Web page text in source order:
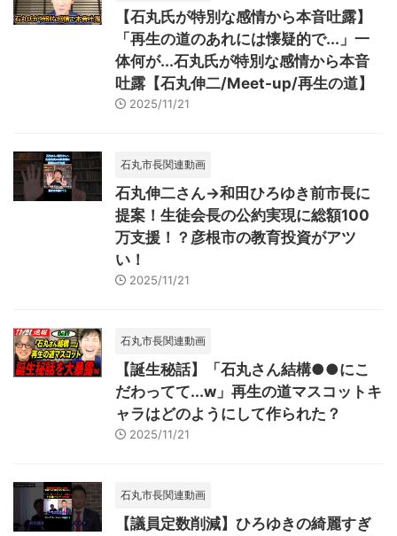
【石丸氏が特別な感情から本音吐露】
「再生の道のあれには懐疑的で...」一
体何が...石丸氏が特別な感情から本音
吐露【石丸伸二/Meet-up/再生の道】
2025/11/21
石丸市長関連動画
石丸伸二さん→和田ひろゆき前市長に
提案！生徒会長の公約実現に総額100
万支援！？彦根市の教育投資がアツ
い！
2025/11/21
石丸市長関連動画
【誕生秘話】「石丸さん結構●●にこ
だわってて...w」再生の道マスコットキ
ャラはどのようにして作られた？
2025/11/21
石丸市長関連動画
【議員定数削減】ひろゆきの綺麗すぎ